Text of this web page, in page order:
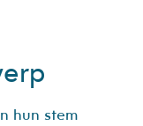
hun stem